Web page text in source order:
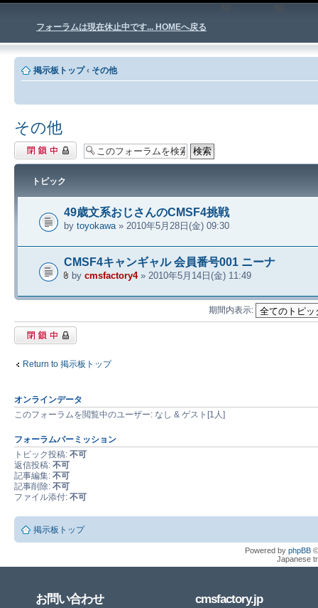
フォーラムは現在休止中です... HOMEへ戻る
sp;
掲示板トップ ‹ その他
その他
閉鎖中フォーラ
ム
トピック
49歳文系おじさんのCMSF4挑戦
by toyokawa » 2010年5月28日(金) 09:30
CMSF4キャンギャル 会員番号001 ニーナ
by cmsfactory4» 2010年5月14日(金) 11:49
期間内表示:
閉鎖中フォーラ
ム
Return to 掲示板トップ
オンラインデータ
このフォーラムを閲覧中のユーザー: なし & ゲスト[1人]
フォーラムパーミッション
トピック投稿: 不可
返信投稿: 不可
記事編集: 不可
記事削除: 不可
ファイル添付: 不可
掲示板トップ
Powered by phpBB
Japanese
お問い合わせ cmsfactory.jp